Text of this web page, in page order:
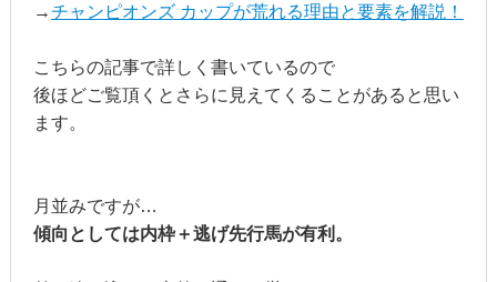
→チャンピオンズ カップが荒れる理由と要素を解説！
こちらの記事で詳しく書いているので
後ほどご覧頂くとさらに見えてくることがあると思い
ます。
月並みですが…
傾向としては内枠＋逃げ先行馬が有利。